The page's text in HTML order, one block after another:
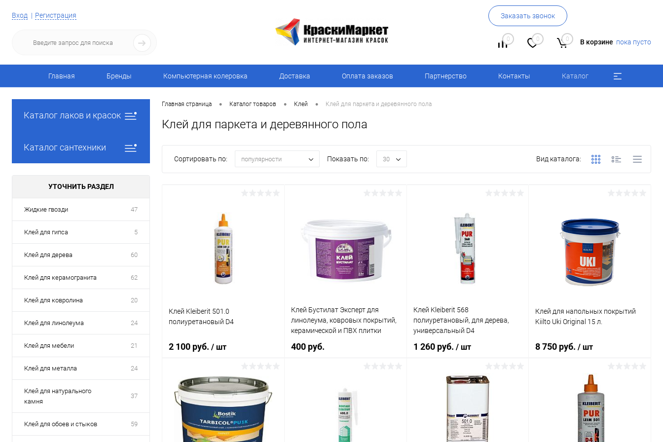
Вход Регистрация Заказать звонок
0 0 0 В корзине пока пусто
Главная Бренды Компьютерная колеровка Доставка Оплата заказов Партнерство Контакты Каталог
Каталог лаков и красок
Каталог сантехники
УТОЧНИТЬ РАЗДЕЛ
Жидкие гвозди 47
Клей для гипса 5
Клей для дерева 60
Клей для керамогранита 62
Клей для ковролина 20
Клей для линолеума 24
Клей для мебели 21
Клей для металла 24
Клей для натурального
камня
37
Клей для обоев и стыков 59
Главная страница • Каталог товаров • Клей • Клей для паркета и деревянного пола
Клей для паркета и деревянного пола
Сортировать по: популярности Показать по: 30 Вид каталога:
Клей Kleiberit 501.0
полиуретановый D4
2 100 руб. / шт
В корзину
Купить в 1 клик Сравнение
В избранное В наличии
Клей Бустилат Эксперт для
линолеума, ковровых покрытий,
керамической и ПВХ плитки
400 руб.
В корзину
Купить в 1 клик
Клей Kleiberit 568
полиуретановый, для дерева,
универсальный D4
1 260 руб. / шт
В корзину
Купить в 1 клик Сравнение
В избранное В наличии
Клей для напольных покрытий
Kiilto Uki Original 15 л.
8 750 руб./ шт
В корзину
Купить в 1 клик
В избранное